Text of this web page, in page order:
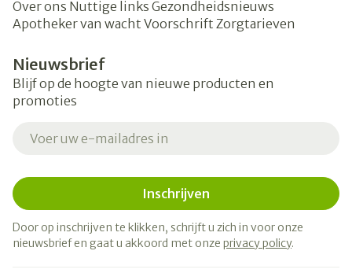
Over ons Nuttige links Gezondheidsnieuws
Apotheker van wacht Voorschrift Zorgtarieven
Nieuwsbrief
Blijf op de hoogte van nieuwe producten en
promoties
Inschrijven
Door op inschrijven te klikken, schrijft u zich in voor onze
nieuwsbrief en gaat u akkoord met onze privacy policy.